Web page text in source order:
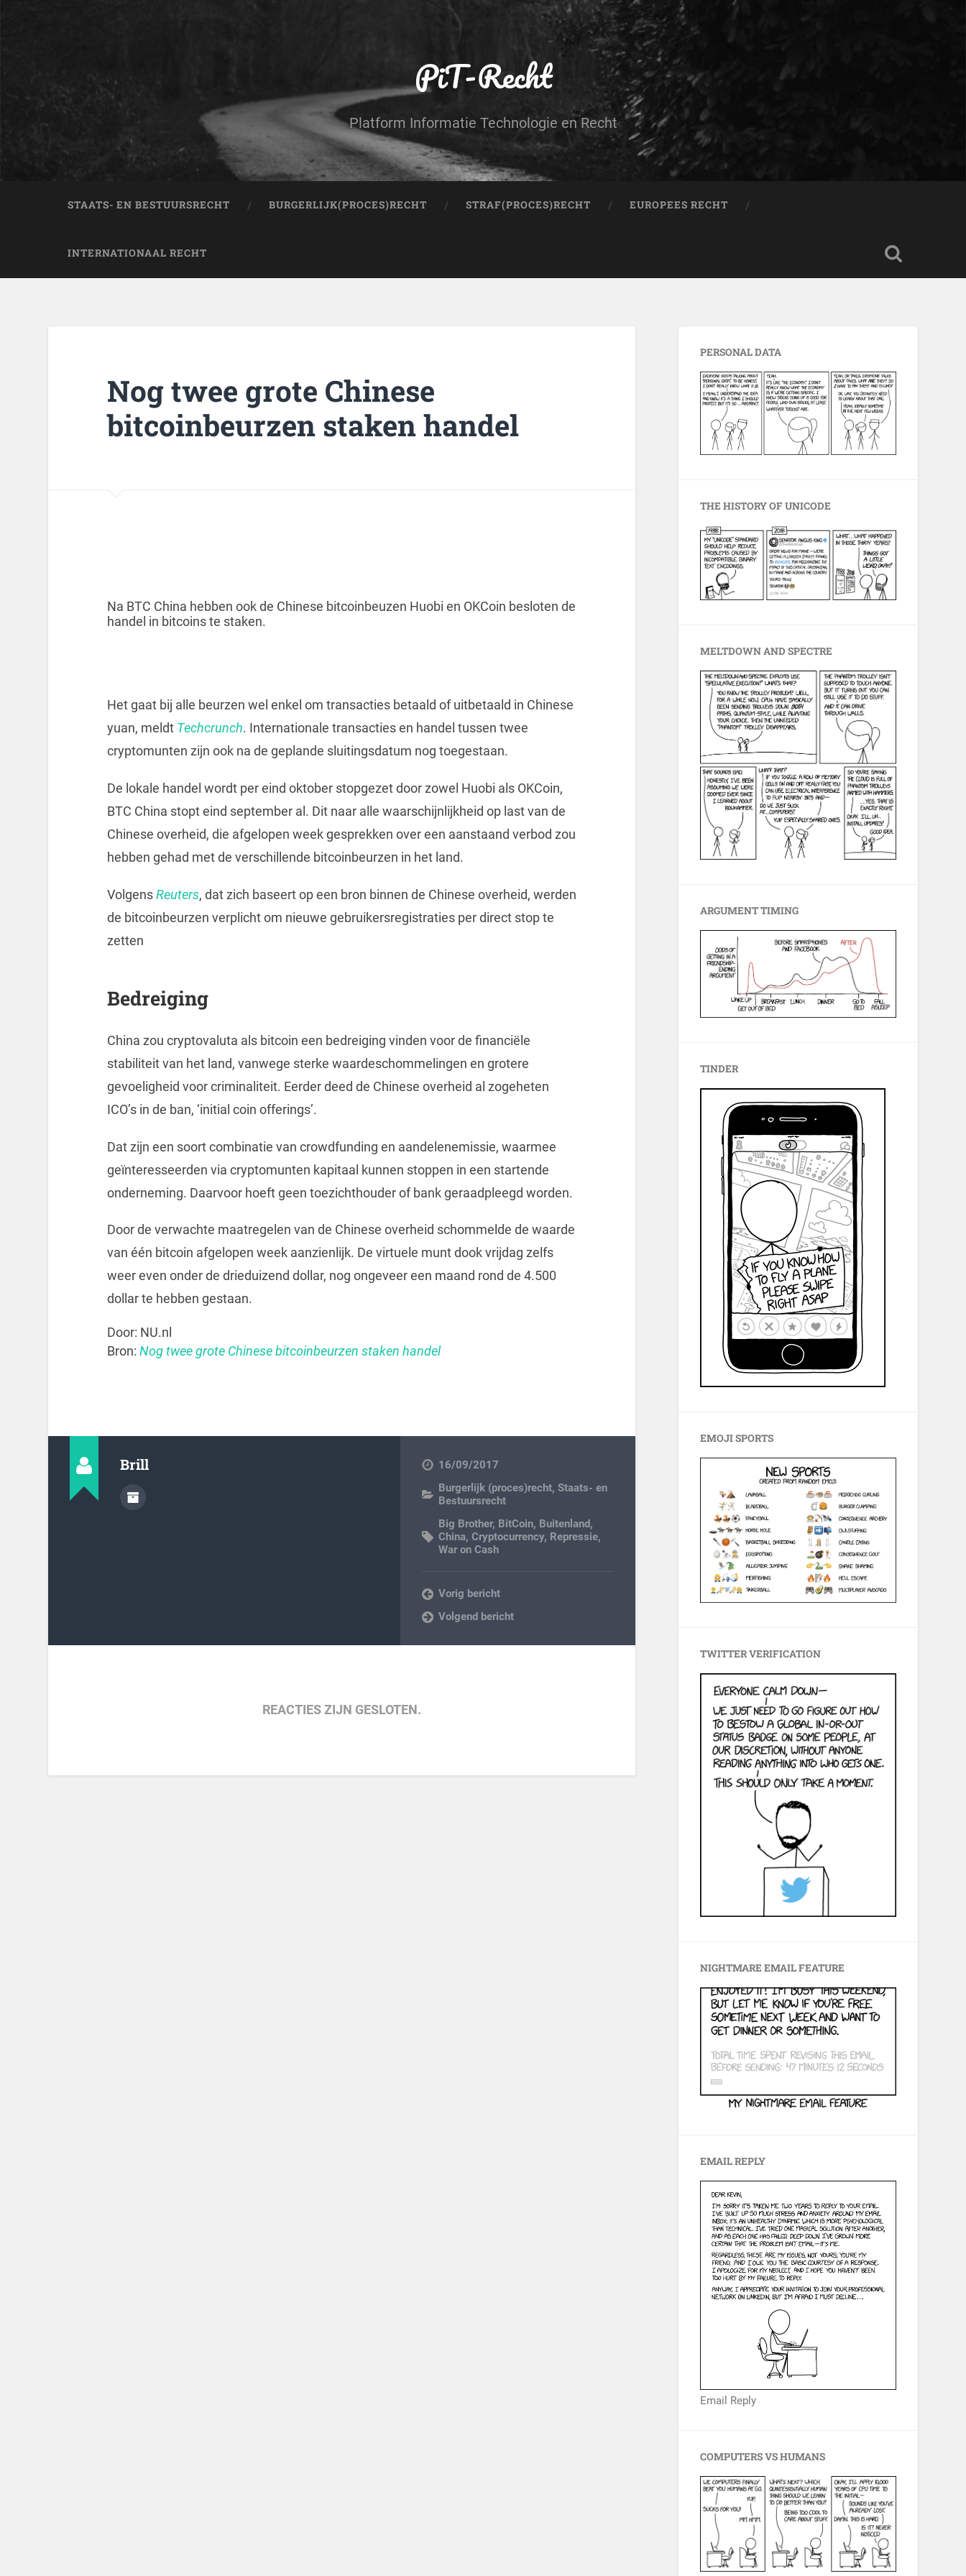
PiT-Recht
Platform Informatie Technologie en Recht
STAATS- EN BESTUURSRECHT BURGERLIJK(PROCES)RECHT STRAF(PROCES)RECHT EUROPEES RECHT
INTERNATIONAAL RECHT
Nog twee grote Chinese
bitcoinbeurzen staken handel
Na BTC China hebben ook de Chinese bitcoinbeuzen Huobi en OKCoin besloten de
handel in bitcoins te staken.
Het gaat bij alle beurzen wel enkel om transacties betaald of uitbetaald in Chinese
yuan, meldt Techcrunch. Internationale transacties en handel tussen twee
cryptomunten zijn ook na de geplande sluitingsdatum nog toegestaan.
De lokale handel wordt per eind oktober stopgezet door zowel Huobi als OKCoin,
BTC China stopt eind september al. Dit naar alle waarschijnlijkheid op last van de
Chinese overheid, die afgelopen week gesprekken over een aanstaand verbod zou
hebben gehad met de verschillende bitcoinbeurzen in het land.
VolgensReuters, dat zich baseert op een bron binnen de Chinese overheid, werden
de bitcoinbeurzen verplicht om nieuwe gebruikersregistraties per direct stop te
zetten
Bedreiging
China zou cryptovaluta als bitcoin een bedreiging vinden voor de financiële
stabiliteit van het land, vanwege sterke waardeschommelingen en grotere
gevoeligheid voor criminaliteit. Eerder deed de Chinese overheid al zogeheten
ICO’s in de ban, ‘initial coin offerings’.
Dat zijn een soort combinatie van crowdfunding en aandelenemissie, waarmee
geïnteresseerden via cryptomunten kapitaal kunnen stoppen in een startende
onderneming. Daarvoor hoeft geen toezichthouder of bank geraadpleegd worden.
Door de verwachte maatregelen van de Chinese overheid schommelde de waarde
van één bitcoin afgelopen week aanzienlijk. De virtuele munt dook vrijdag zelfs
weer even onder de drieduizend dollar, nog ongeveer een maand rond de 4.500
dollar te hebben gestaan.
Door: NU.nl
Bron: Nog twee grote Chinese bitcoinbeurzen staken handel
Brill
16/09/2017
Burgerlijk (proces)recht,Staats- en
Bestuursrecht
Big Brother, BitCoin, Buitenland,
China,Cryptocurrency, Repressie,
War on Cash
Vorig bericht
Volgend bericht
REACTIES ZIJN GESLOTEN.
PERSONAL DATA
THE HISTORY OF UNICODE
MELTDOWN AND SPECTRE
ARGUMENT TIMING
TINDER
EMOJI SPORTS
TWITTER VERIFICATION
NIGHTMARE EMAIL FEATURE
EMAIL REPLY
Email Reply
COMPUTERS VS HUMANS